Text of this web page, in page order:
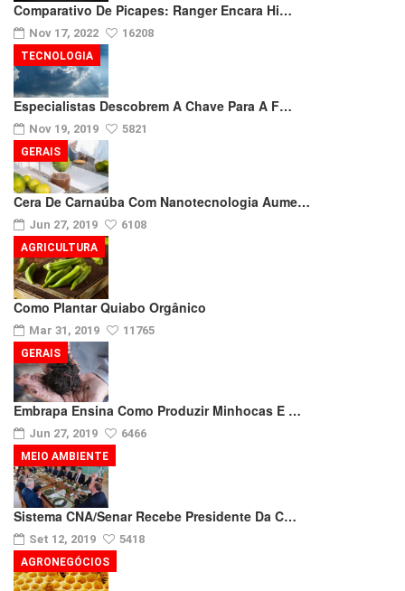
Comparativo De Picapes: Ranger Encara Hi…
Nov 17, 2022 16208
Especialistas Descobrem A Chave Para A F…
Nov 19, 2019 5821
TECNOLOGIA
Cera De Carnaúba Com Nanotecnologia Aume…
Jun 27, 2019 6108
GERAIS
Como Plantar Quiabo Orgânico
Mar 31, 2019 11765
AGRICULTURA
Embrapa Ensina Como Produzir Minhocas E …
Jun 27, 2019 6466
GERAIS
Sistema CNA/Senar Recebe Presidente Da C…
Set 12, 2019 5418
MEIO AMBIENTE
AGRONEGÓCIOS